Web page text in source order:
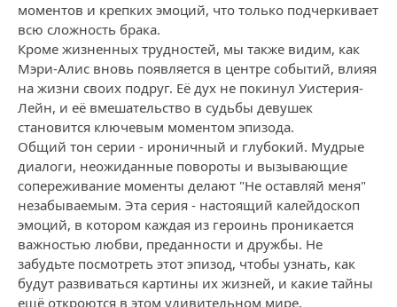
моментов и крепких эмоций, что только подчеркивает
всю сложность брака.
Кроме жизненных трудностей, мы также видим, как
Мэри-Алис вновь появляется в центре событий, влияя
на жизни своих подруг. Её дух не покинул Уистерия-
Лейн, и её вмешательство в судьбы девушек
становится ключевым моментом эпизода.
Общий тон серии - ироничный и глубокий. Мудрые
диалоги, неожиданные повороты и вызывающие
сопереживание моменты делают "Не оставляй меня"
незабываемым. Эта серия - настоящий калейдоскоп
эмоций, в котором каждая из героинь проникается
важностью любви, преданности и дружбы. Не
забудьте посмотреть этот эпизод, чтобы узнать, как
будут развиваться картины их жизней, и какие тайны
ещё откроются в этом удивительном мире.